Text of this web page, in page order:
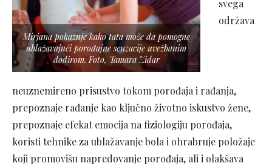
Mirjana pokazuje kako tata može da pomogne
ublažavajući porođajne senzacije uvežbanim
dodirom. Foto, Tamara Zidar
svega
održava
neuznemireno prisustvo tokom porođaja i rađanja,
prepoznaje rađanje kao ključno životno iskustvo žene,
prepoznaje efekat emocija na fiziologiju porođaja,
koristi tehnike za ublažavanje bola i ohrabruje položaje
koji promovišu napredovanje porođaja, ali i olakšava